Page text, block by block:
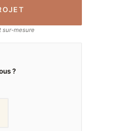
sur-mesure
?